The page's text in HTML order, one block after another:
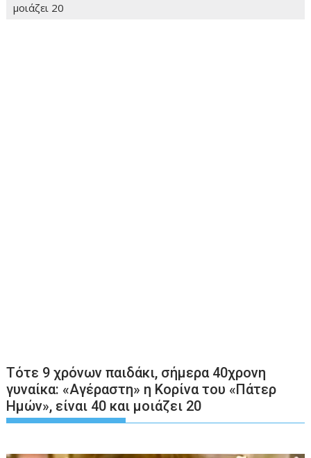
μοιάζει 20
Τότε 9 χρόνων παιδάκι, σήμερα 40χρονη
γυναίκα: «Αγέραστη» η Κορίνα του «Πάτερ
Ημών», είναι 40 και μοιάζει 20